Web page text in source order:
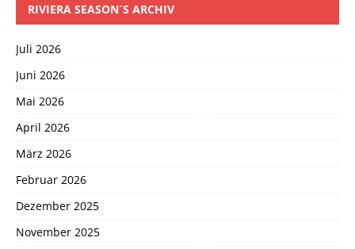
RIVIERA SEASON´S ARCHIV
Juli 2026
Juni 2026
Mai 2026
April 2026
März 2026
Februar 2026
Dezember 2025
November 2025